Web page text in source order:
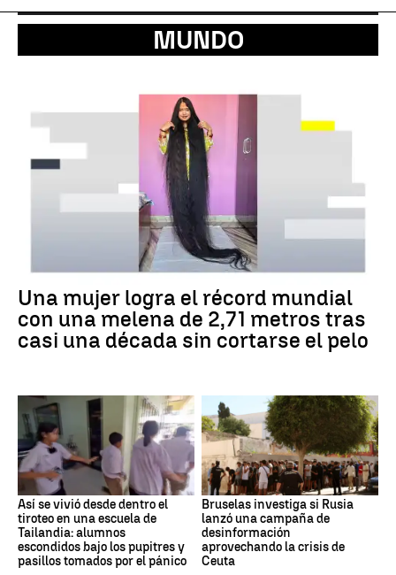
MUNDO
Una mujer logra el récord mundial
con una melena de 2,71 metros tras
casi una década sin cortarse el pelo
Así se vivió desde dentro el
tiroteo en una escuela de
Tailandia: alumnos
escondidos bajo los pupitres y
pasillos tomados por el pánico
Bruselas investiga si Rusia
lanzó una campaña de
desinformación
aprovechando la crisis de
Ceuta